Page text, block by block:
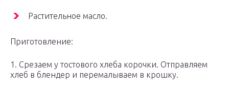
Растительное масло.
Приготовление:
1. Срезаем у тостового хлеба корочки. Отправляем
хлеб в блендер и перемалываем в крошку.